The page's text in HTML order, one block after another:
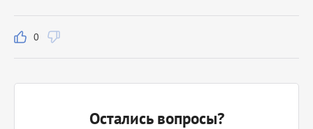
0
Остались вопросы?